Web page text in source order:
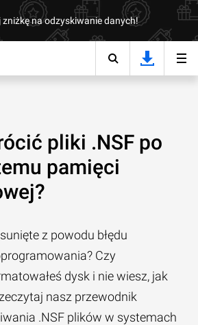
zniżkę na odzyskiwanie danych!
pliki .NSF po
pamięci
z powodu błędu
Czy
dysk i nie wiesz, jak
nasz przewodnik
.NSF plików w systemach